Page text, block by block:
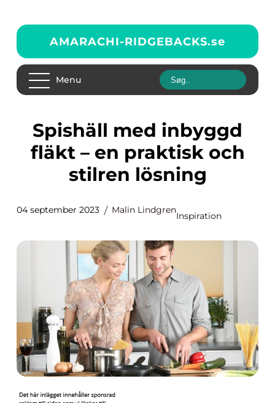
AMARACHI-RIDGEBACKS.se
Menu
Spishäll med inbyggd
fläkt – en praktisk och
stilren lösning
04 september 2023 Malin Lindgren
Inspiration